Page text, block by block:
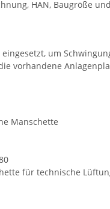
HAN, Baugröße
um
vorhandene
Manschette
für technische